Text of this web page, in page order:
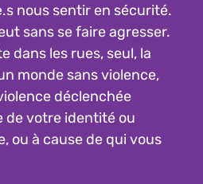
nous sentir en sécurité.
sans se faire agresser.
dans les rues, seul, la
monde sans violence,
déclenchée
de votre identité ou
ou à cause de qui vous